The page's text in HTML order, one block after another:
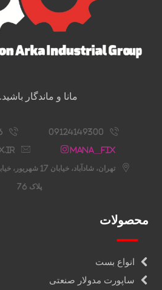
مانا و ماندگار
09124149300
Mana__fix
تهران، شادآباد،
پلاک 76
محصولات
انواع بست
ساپورت مدولار صنعتی